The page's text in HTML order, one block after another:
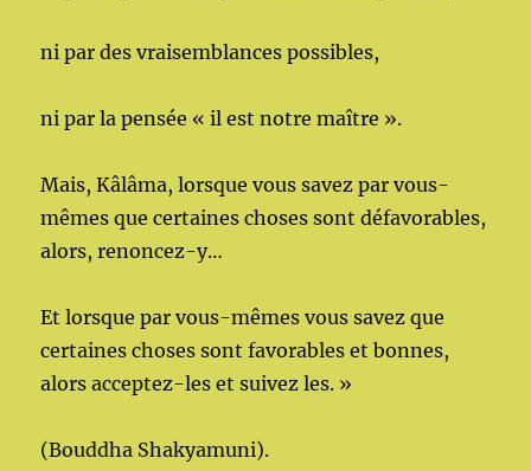
ni par des vraisemblances possibles,
ni par la pensée « il est notre maître ».
Mais, Kâlâma, lorsque vous savez par vous-
mêmes que certaines choses sont défavorables,
alors, renoncez-y…
Et lorsque par vous-mêmes vous savez que
certaines choses sont favorables et bonnes,
alors acceptez-les et suivez les. »
(Bouddha Shakyamuni).